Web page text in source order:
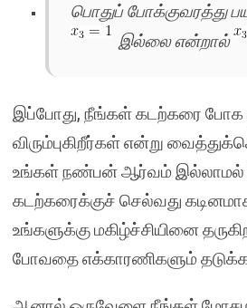
பொதுப் போக்குவரத்து
இல்லை என்றால்
இப்போது, நீங்கள் கடற்கரை போக
விரும்புகிறீர்கள் என்று
உங்கள் நண்பன் ஆர்வம் இல்லாமல்
கடற்கரைக்குச் செல்வது
உங்களுக்கு மகிழ்ச்சியினை
போவதை எக்காரணிகளும்